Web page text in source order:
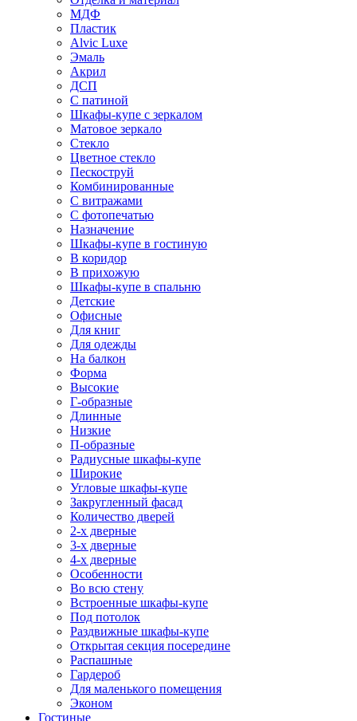
МДФ
Пластик
Alvic Luxe
Эмаль
Акрил
ДСП
С патиной
Шкафы-купе с зеркалом
Матовое зеркало
Стекло
Цветное стекло
Пескоструй
Комбинированные
С витражами
С фотопечатью
Назначение
Шкафы-купе в гостиную
В коридор
В прихожую
Шкафы-купе в спальню
Детские
Офисные
Для книг
Для одежды
На балкон
Форма
Высокие
Г-образные
Длинные
Низкие
П-образные
Радиусные шкафы-купе
Широкие
Угловые шкафы-купе
Закругленный фасад
Количество дверей
2-х дверные
3-х дверные
4-х дверные
Особенности
Во всю стену
Встроенные шкафы-купе
Под потолок
Раздвижные шкафы-купе
Открытая секция посередине
Распашные
Гардероб
Для маленького помещения
Эконом
Гостиные